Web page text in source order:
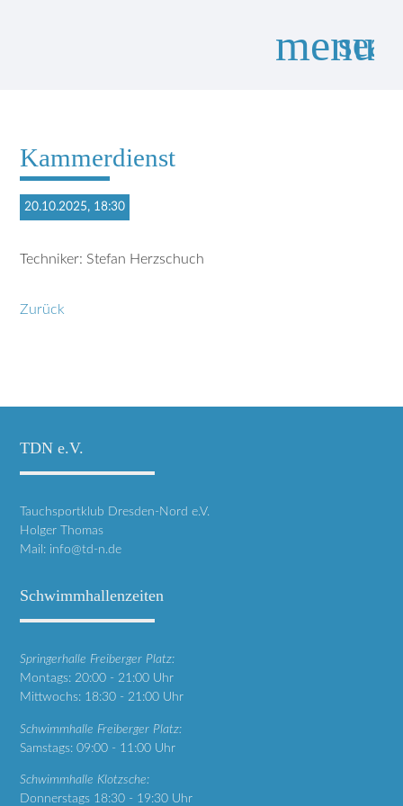
menu
Kammerdienst
20.10.2025, 18:30
Techniker: Stefan Herzschuch
Zurück
TDN e.V.
Tauchsportklub Dresden-Nord e.V.
Holger Thomas
Mail: info@td-n.de
Schwimmhallenzeiten
Springerhalle Freiberger Platz:
Montags: 20:00 - 21:00 Uhr
Mittwochs: 18:30 - 21:00 Uhr
Schwimmhalle Freiberger Platz:
Samstags: 09:00 - 11:00 Uhr
Schwimmhalle Klotzsche:
Donnerstags 18:30 - 19:30 Uhr